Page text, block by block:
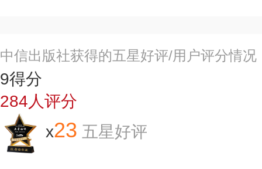
中信出版社获得的五星好评/用户评分情况
9得分
284人评分
x23 五星好评